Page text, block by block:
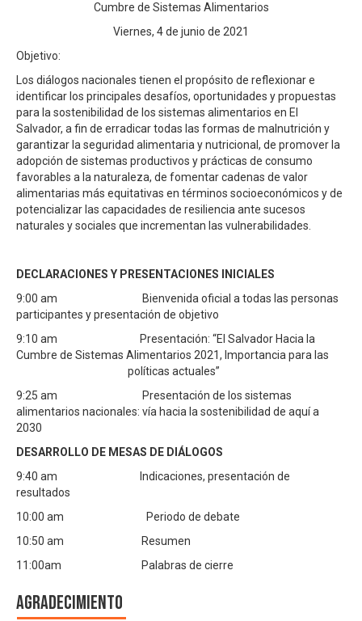
Cumbre de Sistemas Alimentarios
Viernes, 4 de junio de 2021
Objetivo:
Los diálogos nacionales tienen el propósito de reflexionar e
identificar los principales desafíos, oportunidades y propuestas
para la sostenibilidad de los sistemas alimentarios en El
Salvador, a fin de erradicar todas las formas de malnutrición y
garantizar la seguridad alimentaria y nutricional, de promover la
adopción de sistemas productivos y prácticas de consumo
favorables a la naturaleza, de fomentar cadenas de valor
alimentarias más equitativas en términos socioeconómicos y de
potencializar las capacidades de resiliencia ante sucesos
naturales y sociales que incrementan las vulnerabilidades.
DECLARACIONES Y PRESENTACIONES INICIALES
9:00 am Bienvenida oficial a todas las personas
participantes y presentación de objetivo
9:10 am Presentación: “El Salvador Hacia la
Cumbre de Sistemas Alimentarios 2021, Importancia para las
políticas actuales”
9:25 am Presentación de los sistemas
alimentarios nacionales: vía hacia la sostenibilidad de aquí a
2030
DESARROLLO DE MESAS DE DIÁLOGOS
9:40 am Indicaciones, presentación de
resultados
10:00 am Periodo de debate
10:50 am Resumen
11:00am Palabras de cierre
Agradecimiento